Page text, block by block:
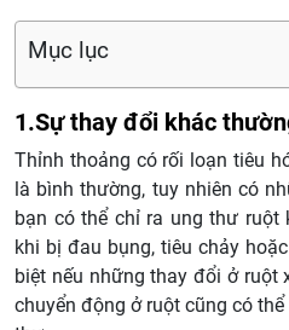
Mục lục
1.Sự thay đổi khác
Thỉnh thoảng có rối loạn tiêu
là bình thường, tuy nhiên có
bạn có thể chỉ ra ung thư ruột
khi bị đau bụng, tiêu chảy
biệt nếu những thay đổi ở ruột
chuyển động ở ruột cũng có